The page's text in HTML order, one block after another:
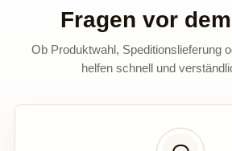
Fragen vor
Ob Produktwahl, Speditionslieferung
helfen schnell und